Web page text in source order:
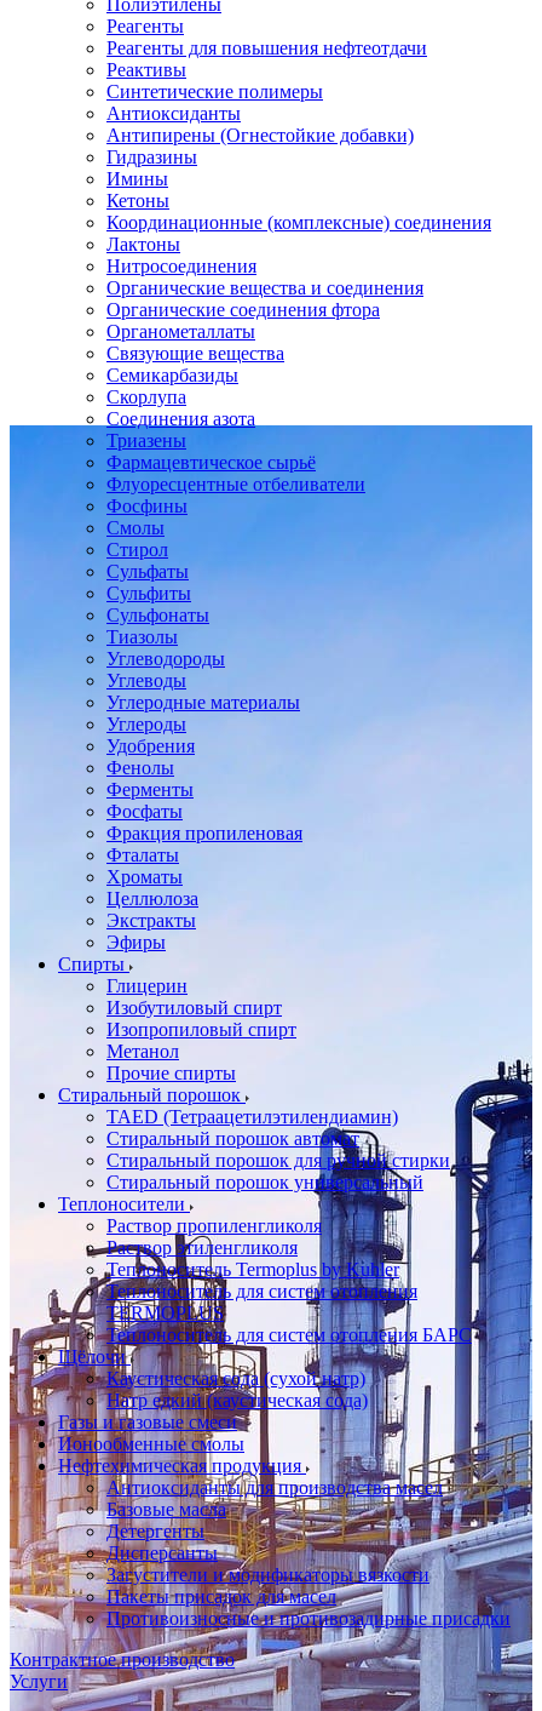
Полиэтилены
Реагенты
Реагенты для повышения нефтеотдачи
Реактивы
Синтетические полимеры
Антиоксиданты
Антипирены (Огнестойкие добавки)
Гидразины
Имины
Кетоны
Координационные (комплексные) соединения
Лактоны
Нитросоединения
Органические вещества и соединения
Органические соединения фтора
Органометаллаты
Связующие вещества
Семикарбазиды
Скорлупа
Соединения азота
Триазены
Фармацевтическое сырьё
Флуоресцентные отбеливатели
Фосфины
Смолы
Стирол
Сульфаты
Сульфиты
Сульфонаты
Тиазолы
Углеводороды
Углеводы
Углеродные материалы
Углероды
Удобрения
Фенолы
Ферменты
Фосфаты
Фракция пропиленовая
Фталаты
Хроматы
Целлюлоза
Экстракты
Эфиры
Спирты
Глицерин
Изобутиловый спирт
Изопропиловый спирт
Метанол
Прочие спирты
Стиральный порошок
TAED (Тетраацетилэтилендиамин)
Стиральный порошок автомат
Стиральный порошок для ручной стирки
Стиральный порошок универсальный
Теплоносители
Раствор пропиленгликоля
Раствор этиленгликоля
Теплоноситель Termoplus by Kuhler
Теплоноситель для систем отопления
TERMOPLUS
Теплоноситель для систем отопления БАРС
Щёлочи
Каустическая сода (сухой натр)
Натр едкий (каустическая сода)
Газы и газовые смеси
Ионообменные смолы
Нефтехимическая продукция
Антиоксиданты для производства масел
Базовые масла
Детергенты
Дисперсанты
Загустители и модификаторы вязкости
Пакеты присадок для масел
Противоизносные и противозадирные присадки
Контрактное производство
Услуги